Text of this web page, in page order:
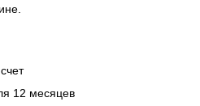
12 месяцев